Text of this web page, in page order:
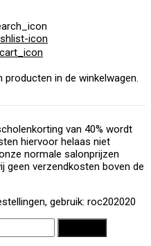
producten in de winkelwagen.
van 40% wordt
hiervoor helaas niet
normale salonprijzen
geen verzendkosten boven de
gebruik: roc202020